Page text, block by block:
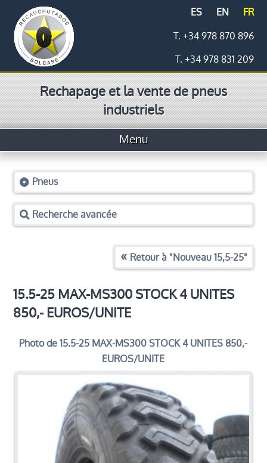
ES EN
FR
T. +34 978 870 896
T. +34 978 831 209
Rechapage et la vente de pneus
industriels
Menu
Pneus
Logistique
Processus de rechapage
Contacter
Pneus
Recherche avancée
Retour à "Nouveau 15,5-25"
15.5-25 MAX-MS300 STOCK 4 UNITES
850,- EUROS/UNITE
Photo de 15.5-25 MAX-MS300 STOCK 4 UNITES 850,-
EUROS/UNITE